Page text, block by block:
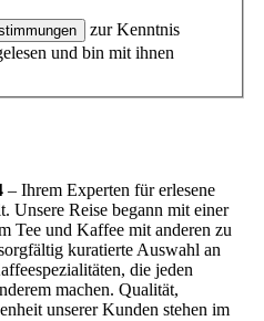
zur Kenntnis
und bin mit ihnen
– Ihrem Experten für erlesene
Unsere Reise begann mit einer
Tee und Kaffee mit anderen zu
kuratierte Auswahl an
die jeden
machen. Qualität,
unserer Kunden stehen im